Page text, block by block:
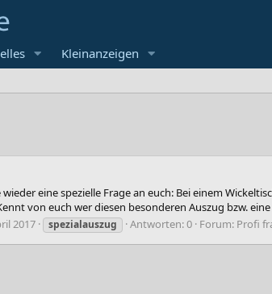
Kleinanzeigen
eine spezielle Frage an euch: Bei einem
von euch wer diesen besonderen Auszug bzw.
2017 spezialauszug Antworten: 0 Forum: Profi